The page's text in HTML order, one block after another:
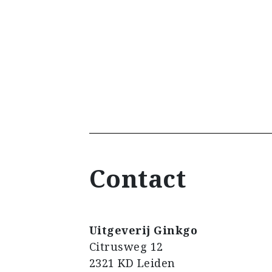
Contact
Uitgeverij Ginkgo
Citrusweg 12
2321 KD Leiden